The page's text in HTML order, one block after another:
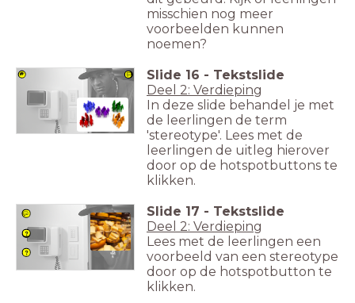
misschien nog meer
voorbeelden kunnen
noemen?
Slide 16 - Tekstslide
Deel 2: Verdieping
In deze slide behandel je met
de leerlingen de term
'stereotype'. Lees met de
leerlingen de uitleg hierover
door op de hotspotbuttons te
klikken.
Slide 17 - Tekstslide
Deel 2: Verdieping
Lees met de leerlingen een
voorbeeld van een stereotype
door op de hotspotbutton te
klikken.